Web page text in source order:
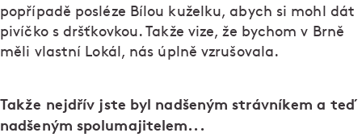
popřípadě posléze Bílou kuželku, abych si mohl dát
pivíčko s dršťkovkou. Takže vize, že bychom v Brně
měli vlastní Lokál, nás úplně vzrušovala.
Takže nejdřív jste byl nadšeným strávníkem a teď
nadšeným spolumajitelem...